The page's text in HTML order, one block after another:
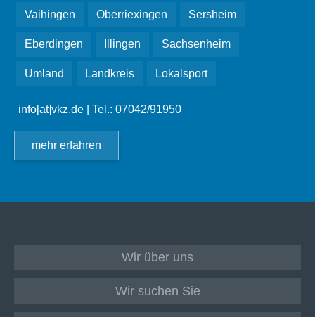
Vaihingen Oberriexingen Sersheim
Eberdingen Illingen Sachsenheim
Umland Landkreis Lokalsport
info[at]vkz.de | Tel.: 07042/91950
mehr erfahren
Wir über uns
Wir suchen Sie